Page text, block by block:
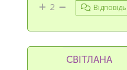
2 Відповідь
СВІТЛАНА